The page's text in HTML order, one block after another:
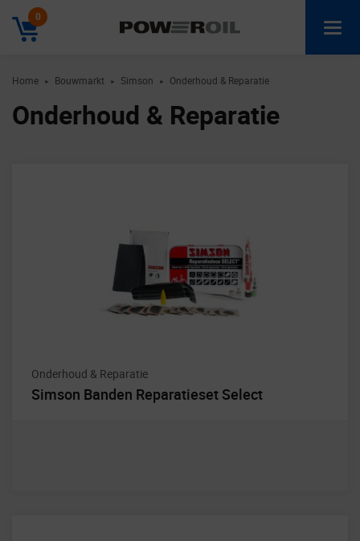
0
Home ► Bouwmarkt ► Simson ► Onderhoud & Reparatie
Onderhoud & Reparatie
Onderhoud & Reparatie
Simson Banden Reparatieset Select